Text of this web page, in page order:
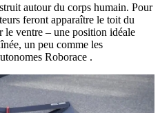
autour du corps humain. Pour
feront apparaître le toit du
le ventre – une position idéale
un peu comme les
Roborace .